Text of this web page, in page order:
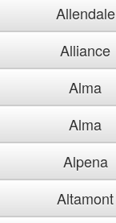
Allendale
Alliance
Alma
Alma
Alpena
Altamont